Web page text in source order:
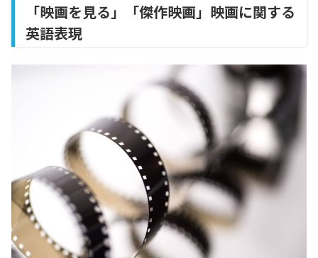
「映画を見る」「傑作映画」映画に関する
英語表現